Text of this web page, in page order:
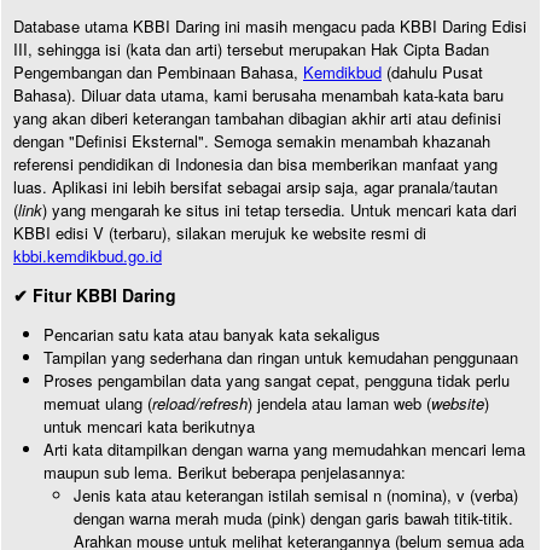
Database utama KBBI Daring ini masih mengacu pada KBBI Daring Edisi
III, sehingga isi (kata dan arti) tersebut merupakan Hak Cipta Badan
Pengembangan dan Pembinaan Bahasa, Kemdikbud (dahulu Pusat
Bahasa). Diluar data utama, kami berusaha menambah kata-kata baru
yang akan diberi keterangan tambahan dibagian akhir arti atau definisi
dengan "Definisi Eksternal". Semoga semakin menambah khazanah
referensi pendidikan di Indonesia dan bisa memberikan manfaat yang
luas. Aplikasi ini lebih bersifat sebagai arsip saja, agar pranala/tautan
(link) yang mengarah ke situs ini tetap tersedia. Untuk mencari kata dari
KBBI edisi V (terbaru), silakan merujuk ke website resmi di
kbbi.kemdikbud.go.id
✔ Fitur KBBI Daring
Pencarian satu kata atau banyak kata sekaligus
Tampilan yang sederhana dan ringan untuk kemudahan penggunaan
Proses pengambilan data yang sangat cepat, pengguna tidak perlu
memuat ulang (reload/refresh) jendela atau laman web (website)
untuk mencari kata berikutnya
Arti kata ditampilkan dengan warna yang memudahkan mencari lema
maupun sub lema. Berikut beberapa penjelasannya:
Jenis kata atau keterangan istilah semisal n (nomina), v (verba)
dengan warna merah muda (pink) dengan garis bawah titik-titik.
Arahkan mouse untuk melihat keterangannya (belum semua ada